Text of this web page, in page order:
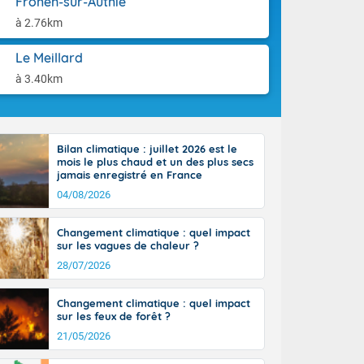
à 2.76km
Le Meillard
à 3.40km
de-
sont
sont
un peu
du pays,
du Massif
la
est le
salve
de bons
vent,
les deux
entre 11
sur les
l'intérieur
vallée de
Bilan climatique : juillet 2026 est le
mois le plus chaud et un des plus secs
jamais enregistré en France
04/08/2026
Changement climatique : quel impact
sur les vagues de chaleur ?
28/07/2026
Changement climatique : quel impact
sur les feux de forêt ?
21/05/2026